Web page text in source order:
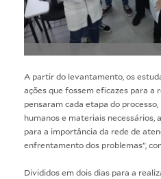
A partir do levantamento, os
ações que fossem eficazes para a
pensaram cada etapa do
humanos e materiais necessários,
para a importância da rede de
enfrentamento dos problemas”,
Divididos em dois dias para a